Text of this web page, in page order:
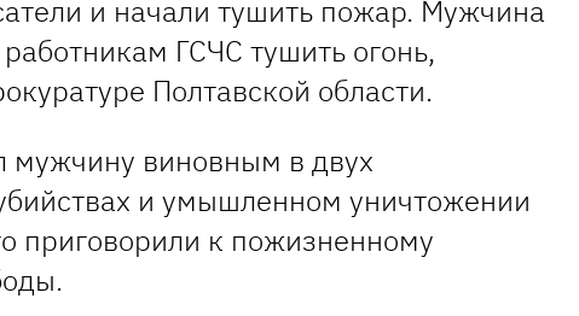
и начали тушить пожар. Мужчина
ГСЧС тушить огонь,
Полтавской области.
мужчину виновным в двух
и умышленном уничтожении
приговорили к пожизненному